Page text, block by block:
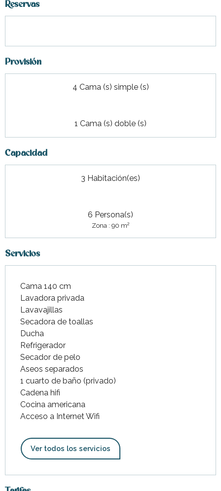
Reservas
Provisión
4 Cama (s) simple (s)
1 Cama (s) doble (s)
Capacidad
3 Habitación(es)
6 Persona(s)
Zona : 90 m2
Servicios
Cama 140 cm
Lavadora privada
Lavavajillas
Secadora de toallas
Ducha
Refrigerador
Secador de pelo
Aseos separados
1 cuarto de baño (privado)
Cadena hifi
Cocina americana
Acceso a Internet Wifi
Ver todos los servicios